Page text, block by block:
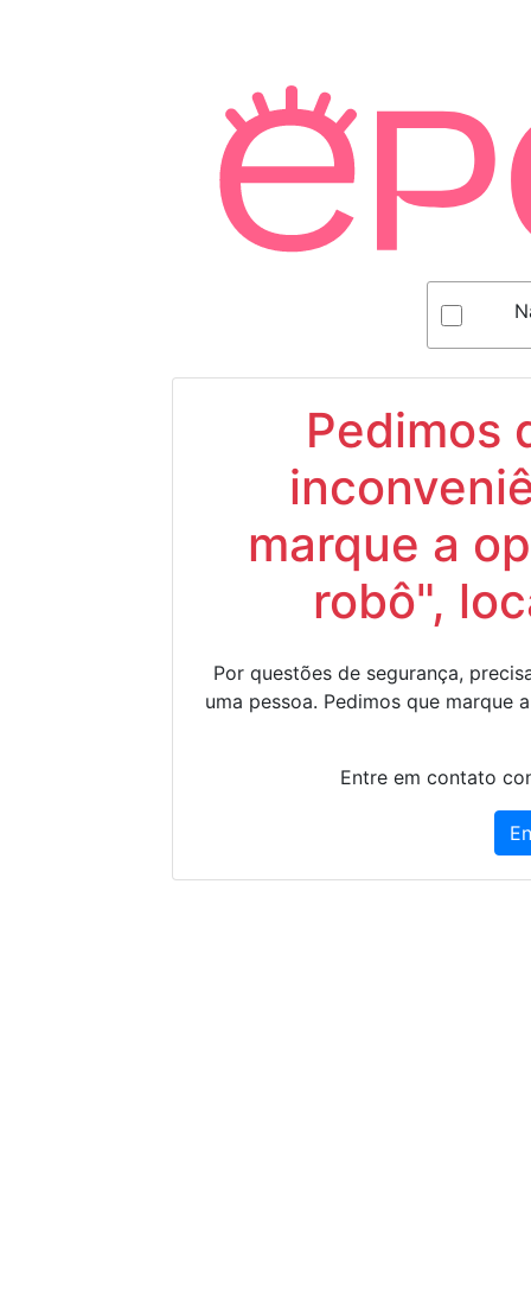
Pedimos
marque a
robô",
Por questões de segurança,
uma pessoa. Pedimos que marque
Entre em contato